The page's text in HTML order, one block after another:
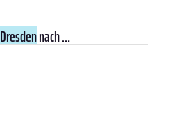
Dresdennach ...